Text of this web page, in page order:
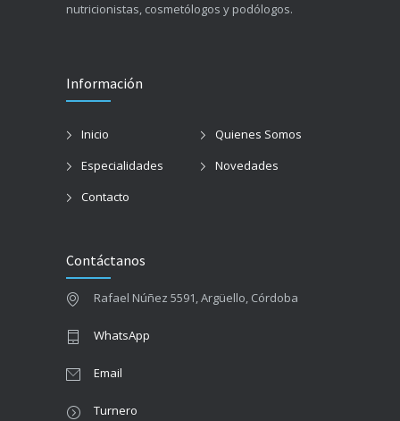
nutricionistas, cosmetólogos y podólogos.
Información
Inicio
Quienes Somos
Especialidades
Novedades
Contacto
Contáctanos
Rafael Núñez 5591, Argüello, Córdoba
WhatsApp
Email
Turnero